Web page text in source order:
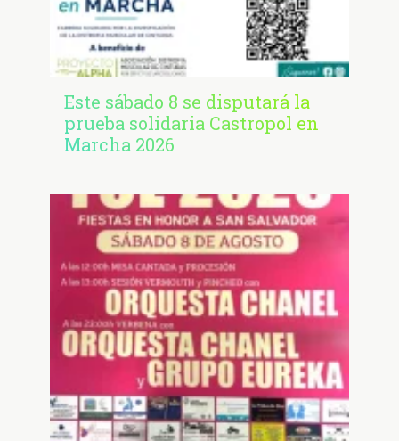
Este sábado 8 se disputará la
prueba solidaria Castropol en
Marcha 2026